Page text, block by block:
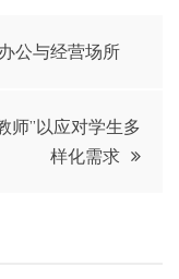
公与经营场所
师”以应对学生多
样化需求